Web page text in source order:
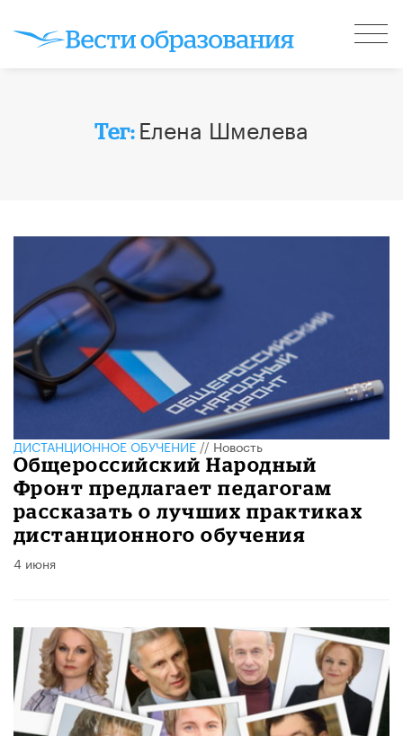
Тег: Елена Шмелева
ДИСТАНЦИОННОЕ ОБУЧЕНИЕ//Новость
Общероссийский Народный
Фронт предлагает педагогам
рассказать о лучших практиках
дистанционного обучения
4 июня